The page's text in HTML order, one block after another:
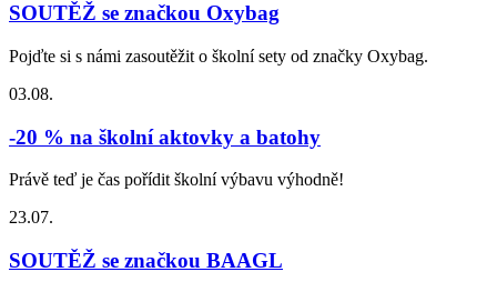
SOUTĚŽ se značkou Oxybag
Pojďte si s námi zasoutěžit o školní sety od značky Oxybag.
03.08.
-20 % na školní aktovky a batohy
Právě teď je čas pořídit školní výbavu výhodně!
23.07.
SOUTĚŽ se značkou BAAGL